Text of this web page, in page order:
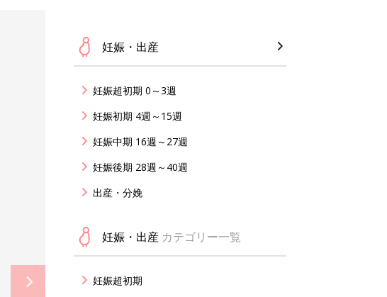
妊娠・出産
妊娠超初期 0～3週
妊娠初期 4週～15週
妊娠中期 16週～27週
妊娠後期 28週～40週
出産・分娩
妊娠・出産 カテゴリー一覧
妊娠超初期